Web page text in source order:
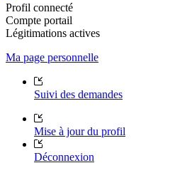
Profil connecté
Compte portail
Légitimations actives
Ma page personnelle
Suivi des demandes
Mise à jour du profil
Déconnexion